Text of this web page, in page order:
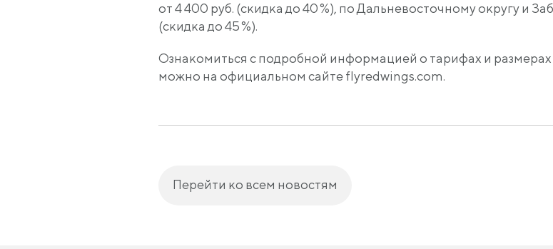
от 4 400 руб. (скидка до 40 %), по Дальневосточному округу и
(скидка до 45 %).
Ознакомиться с подробной информацией о тарифах и
можно на официальном сайте flyredwings.com.
Перейти ко всем новостям